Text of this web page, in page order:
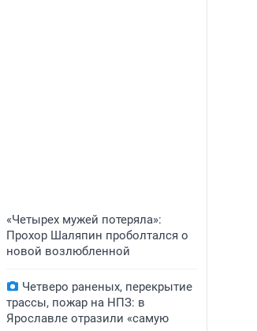
«Четырех мужей потеряла»:
Прохор Шаляпин проболтался о
новой возлюбленной
Четверо раненых, перекрытие
трассы, пожар на НПЗ: в
Ярославле отразили «самую